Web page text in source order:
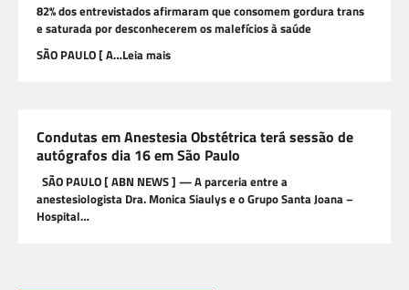
82% dos entrevistados afirmaram que consomem gordura trans
e saturada por desconhecerem os malefícios à saúde
SÃO PAULO [ A…Leia mais
Condutas em Anestesia Obstétrica terá sessão de
autógrafos dia 16 em São Paulo
SÃO PAULO [ ABN NEWS ] — A parceria entre a
anestesiologista Dra. Monica Siaulys e o Grupo Santa Joana –
Hospital…